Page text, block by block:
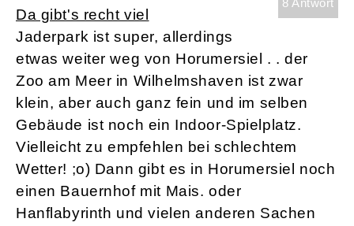
8 Antwort
Da gibt's recht viel
Jaderpark ist super, allerdings
etwas weiter weg von Horumersiel . . der
Zoo am Meer in Wilhelmshaven ist zwar
klein, aber auch ganz fein und im selben
Gebäude ist noch ein Indoor-Spielplatz.
Vielleicht zu empfehlen bei schlechtem
Wetter! ;o) Dann gibt es in Horumersiel noch
einen Bauernhof mit Mais. oder
Hanflabyrinth und vielen anderen Sachen